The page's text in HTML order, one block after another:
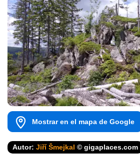
Mostrar en el mapa de Google
Autor: Jiří Šmejkal © gigaplaces.com